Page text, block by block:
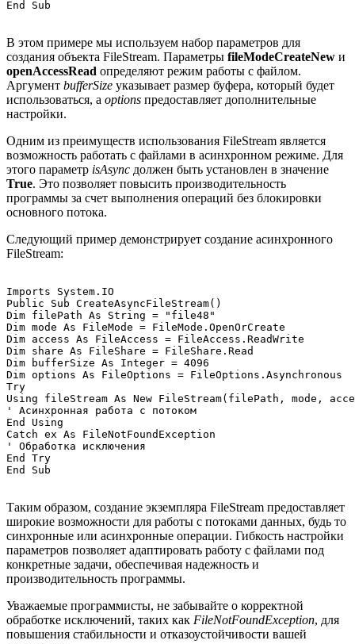
В этом примере мы используем набор параметров для
создания объекта FileStream. Параметры fileModeCreateNew и
openAccessRead определяют режим работы с файлом.
Аргумент bufferSize указывает размер буфера, который будет
использоваться, а options предоставляет дополнительные
настройки.
Одним из преимуществ использования FileStream является
возможность работать с файлами в асинхронном режиме. Для
этого параметр isAsync должен быть установлен в значение
True. Это позволяет повысить производительность
программы за счет выполнения операций без блокировки
основного потока.
Следующий пример демонстрирует создание асинхронного
FileStream:
Imports System.IO
Public Sub CreateAsyncFileStream()
Dim filePath As String = "file48"
Dim mode As FileMode = FileMode.OpenOrCreate
Dim access As FileAccess = FileAccess.ReadWrite
Dim share As FileShare = FileShare.Read
Dim bufferSize As Integer = 4096
Dim options As FileOptions = FileOptions.Asynchronous
Try
Using fileStream As New FileStream(filePath, mode,
' Асинхронная работа с потоком
End Using
Catch ex As FileNotFoundException
' Обработка исключения
End Try
Таким образом, создание экземпляра FileStream предоставляет
широкие возможности для работы с потоками данных, будь то
синхронные или асинхронные операции. Гибкость настройки
параметров позволяет адаптировать работу с файлами под
конкретные задачи, обеспечивая надежность и
производительность программы.
Уважаемые программисты, не забывайте о корректной
обработке исключений, таких как FileNotFoundException, для
повышения стабильности и отказоустойчивости вашей